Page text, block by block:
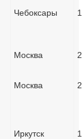
Чебоксары
Москва
Москва
Иркутск